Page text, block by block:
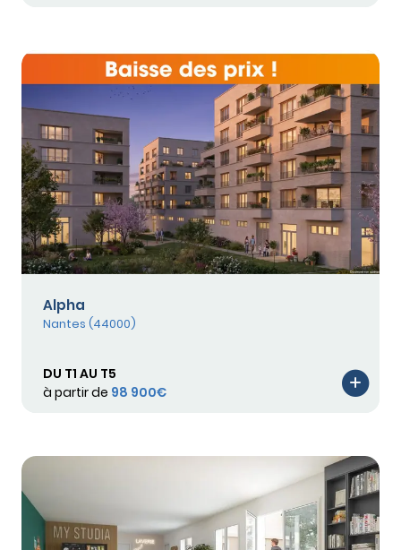
Alpha
Nantes (44000)
DU T1 AU T5
à partir de 98 900€